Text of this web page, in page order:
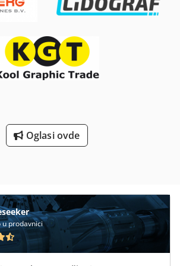
900 Ширина виљушке: 300 мм
за рад и у потпуности
стање: добро Предње гуме тип:
гуме димензије: 16.00-25 Стање
40% Задње гуме тип: пнеуматске Задње
и терминалних тегљача у нашем
Посетите наш сајт – hinrichs-
на рате и финансирање под
МОДЕЛА - ПРОИЗВОЂАЧА. Узгред: Наша
за виљушкаре је
поправку и одржавање великих уређаја
се и да ваш уређај изложимо
продају. Бочни померач, подесив
Oglasi ovde
u prodavnici